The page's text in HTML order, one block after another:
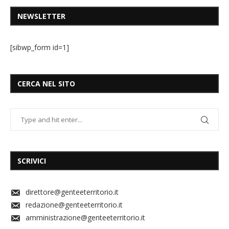
NEWSLETTER
[sibwp_form id=1]
CERCA NEL SITO
SCRIVICI
direttore@genteeterritorio.it
redazione@genteeterritorio.it
amministrazione@genteeterritorio.it